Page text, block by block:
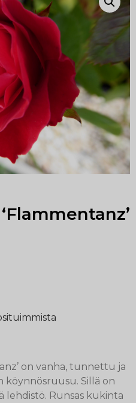
on vanha, tunnettu ja
Sillä on
lehdistö. Runsas kukinta